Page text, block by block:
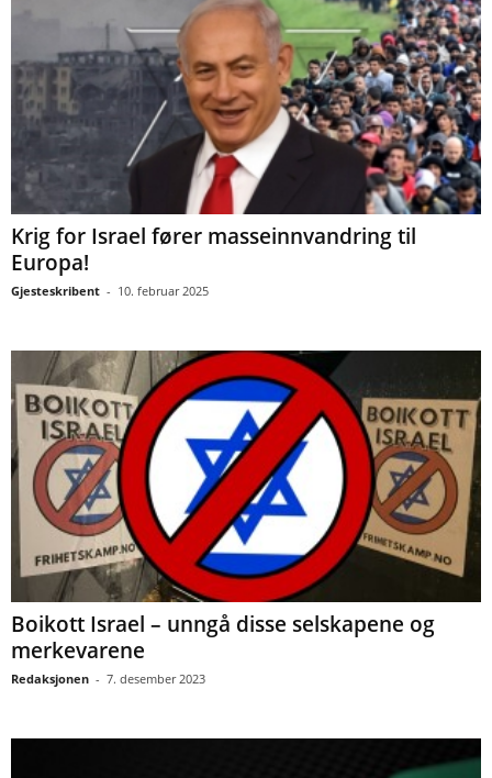
Krig for Israel fører masseinnvandring til
Europa!
Gjesteskribent - 10. februar 2025
Boikott Israel – unngå disse selskapene og
merkevarene
Redaksjonen - 7. desember 2023